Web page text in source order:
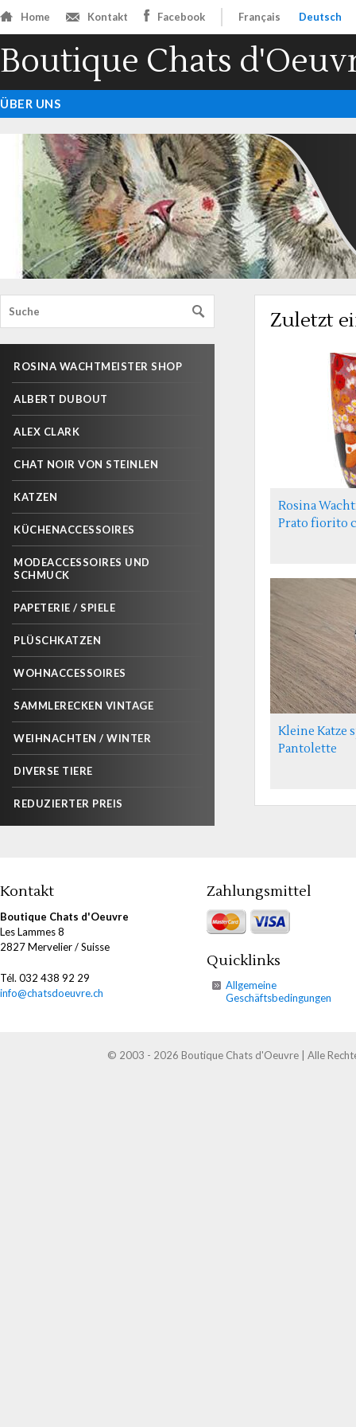
Home Kontakt Facebook Français Deutsch
Boutique Chats
ÜBER UNS
ROSINA WACHTMEISTER SHOP
ALBERT DUBOUT
ALEX CLARK
CHAT NOIR VON STEINLEN
KATZEN
KÜCHENACCESSOIRES
MODEACCESSOIRES UND
SCHMUCK
PAPETERIE / SPIELE
PLÜSCHKATZEN
WOHNACCESSOIRES
SAMMLERECKEN VINTAGE
WEIHNACHTEN / WINTER
DIVERSE TIERE
REDUZIERTER PREIS
Zuletzt
Rosina
Prato fiorito
Kleine Katze
Pantolette
Kontakt
Boutique Chats d'Oeuvre
Les Lammes 8
2827 Mervelier / Suisse
Tél. 032 438 92 29
info@chatsdoeuvre.ch
Zahlungsmittel
Quicklinks
Allgemeine
Geschäftsbedingungen
© 2003 - 2026 Boutique Chats d'Oeuvre | Alle